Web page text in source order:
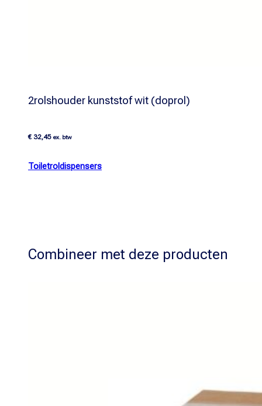
2rolshouder kunststof wit (doprol)
€ 32,45 ex. btw
Toiletroldispensers
Combineer met deze producten